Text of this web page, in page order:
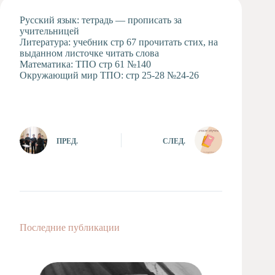
студия
Музыкальное
отделение
Психологическая
Служба
Русский язык: тетрадь — прописать за
учительницей
Литература: учебник стр 67 прочитать стих, на
выданном листочке читать слова
Математика: ТПО стр 61 №140
Окружающий мир ТПО: стр 25-28 №24-26
ПРЕД. СЛЕД.
Последние публикации